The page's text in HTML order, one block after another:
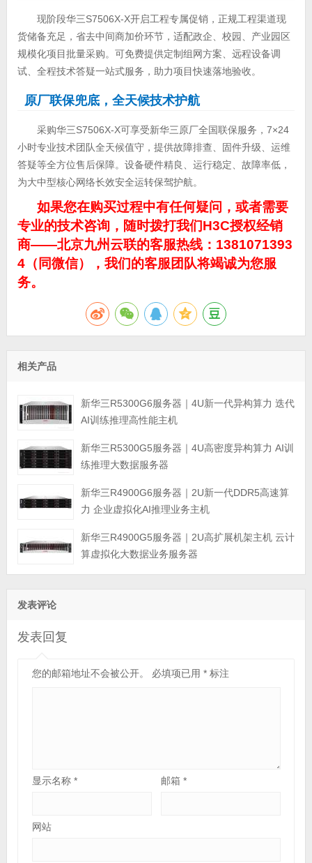
现阶段华三S7506X-X开启工程专属促销，正规工程渠道现
货储备充足，省去中间商加价环节，适配政企、校园、产业园区
规模化项目批量采购。可免费提供定制组网方案、远程设备调
试、全程技术答疑一站式服务，助力项目快速落地验收。
原厂联保兜底，全天候技术护航
采购华三S7506X-X可享受新华三原厂全国联保服务，7×24
小时专业技术团队全天候值守，提供故障排查、固件升级、运维
答疑等全方位售后保障。设备硬件精良、运行稳定、故障率低，
为大中型核心网络长效安全运转保驾护航。
如果您在购买过程中有任何疑问，或者需要
专业的技术咨询，随时拨打我们H3C授权经销
商——北京九州云联的客服热线：1381071393
4（同微信），我们的客服团队将竭诚为您服
务。
相关产品
新华三R5300G6服务器｜4U新一代异构算力 迭代
AI训练推理高性能主机
新华三R5300G5服务器｜4U高密度异构算力 AI训
练推理大数据服务器
新华三R4900G6服务器｜2U新一代DDR5高速算
力 企业虚拟化AI推理业务主机
新华三R4900G5服务器｜2U高扩展机架主机 云计
算虚拟化大数据业务服务器
发表评论
发表回复
您的邮箱地址不会被公开。 必填项已用 *标注
显示名称 * 邮箱*
网站